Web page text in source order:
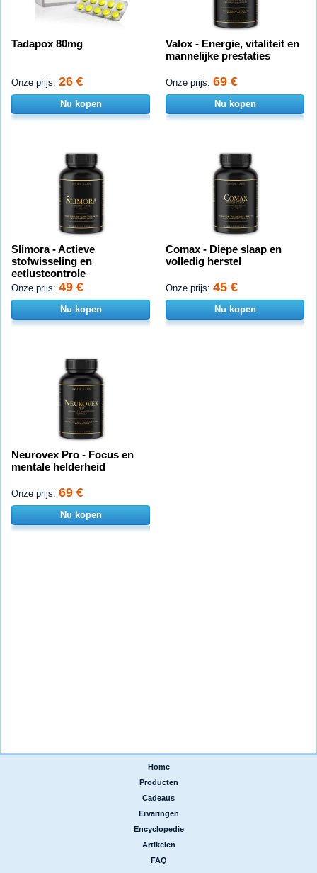
Tadapox 80mg
Onze prijs: 26 €
Nu kopen
Valox - Energie, vitaliteit en
mannelijke prestaties
Onze prijs: 69 €
Nu kopen
Slimora - Actieve
stofwisseling en
eetlustcontrole
Onze prijs: 49 €
Nu kopen
Comax - Diepe slaap en
volledig herstel
Onze prijs: 45 €
Nu kopen
Neurovex Pro - Focus en
mentale helderheid
Onze prijs: 69 €
Nu kopen
Home
Producten
Cadeaus
Ervaringen
Encyclopedie
Artikelen
FAQ